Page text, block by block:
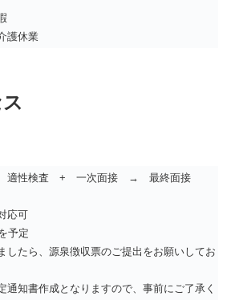
護休業
性検査 + 一次面接 → 最終面接
応可
予定
したら、源泉徴収票のご提出をお願いしてお
通知書作成となりますので、事前にご了承く